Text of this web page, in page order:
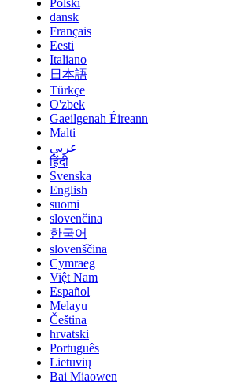
Polski
dansk
Français
Eesti
Italiano
日本語
Türkçe
O'zbek
Gaeilgenah Éireann
Malti
عربي
हिंदी
Svenska
English
suomi
slovenčina
한국어
slovenščina
Cymraeg
Việt Nam
Español
Melayu
Čeština
hrvatski
Português
Lietuvių
Bai Miaowen